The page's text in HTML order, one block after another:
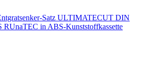
Satz ULTIMATECUT DIN
RUnaTEC in ABS-Kunststoffkassette